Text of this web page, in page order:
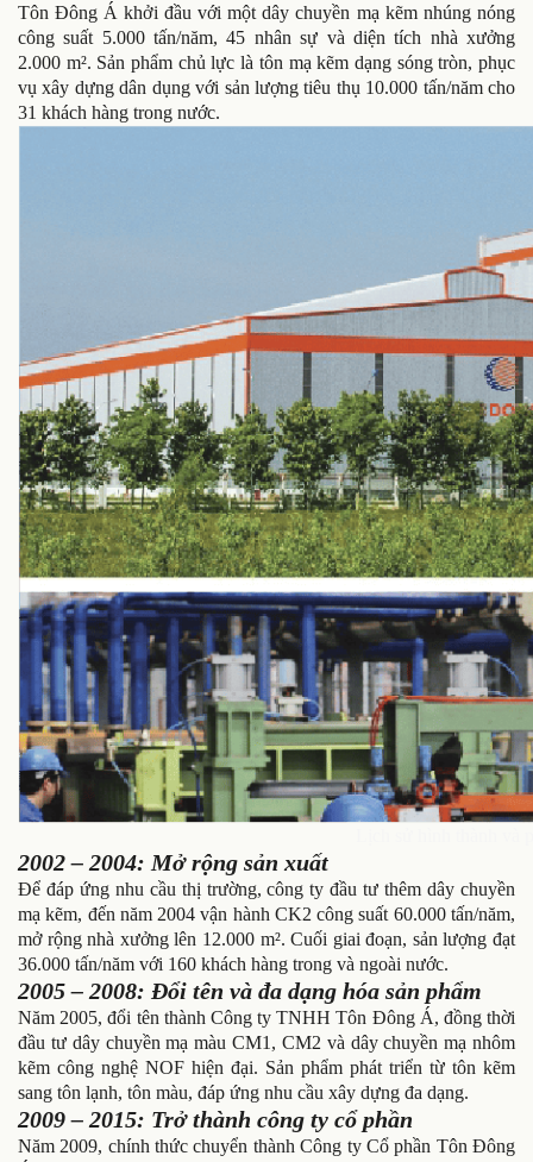
Tôn Đông Á khởi đầu với một dây chuyền mạ kẽm nhúng nóng
công suất 5.000 tấn/năm, 45 nhân sự và diện tích nhà xưởng
2.000 m². Sản phẩm chủ lực là tôn mạ kẽm dạng sóng tròn, phục
vụ xây dựng dân dụng với sản lượng tiêu thụ 10.000 tấn/năm cho
31 khách hàng trong nước.
2002 – 2004: Mở rộng sản xuất
Để đáp ứng nhu cầu thị trường, công ty đầu tư thêm dây chuyền
mạ kẽm, đến năm 2004 vận hành CK2 công suất 60.000 tấn/năm,
mở rộng nhà xưởng lên 12.000 m². Cuối giai đoạn, sản lượng đạt
36.000 tấn/năm với 160 khách hàng trong và ngoài nước.
2005 – 2008: Đổi tên và đa dạng hóa sản phẩm
Năm 2005, đổi tên thành Công ty TNHH Tôn Đông Á, đồng thời
đầu tư dây chuyền mạ màu CM1, CM2 và dây chuyền mạ nhôm
kẽm công nghệ NOF hiện đại. Sản phẩm phát triển từ tôn kẽm
sang tôn lạnh, tôn màu, đáp ứng nhu cầu xây dựng đa dạng.
2009 – 2015: Trở thành công ty cổ phần
Năm 2009, chính thức chuyển thành Công ty Cổ phần Tôn Đông